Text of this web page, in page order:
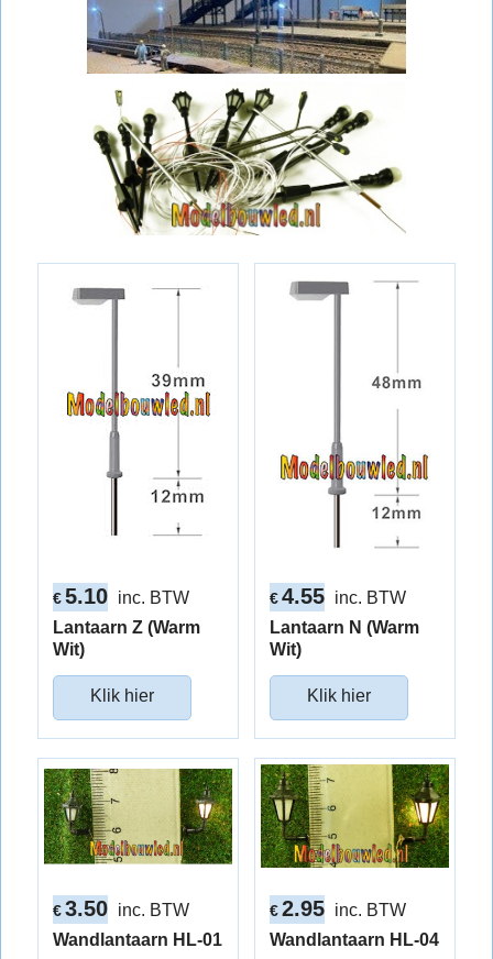
€ 5.10 inc. BTW
Lantaarn Z (Warm
Wit)
Klik hier
€4.55 inc. BTW
Lantaarn N (Warm
Wit)
Klik hier
€ 3.50 inc. BTW
Wandlantaarn HL-01
€2.95 inc. BTW
Wandlantaarn HL-04